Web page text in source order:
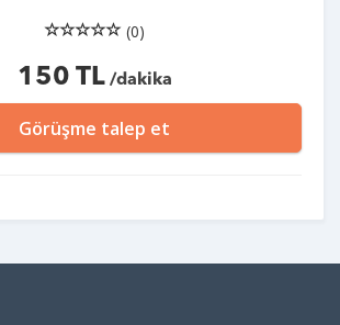
(0)
150 TL/dakika
Görüşme talep et